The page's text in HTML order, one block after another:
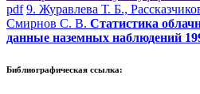
pdf 9. Журавлева Т. Б.,
Смирнов С. В. Статистика
данные наземных наблюдений
Библиографическая ссылка: